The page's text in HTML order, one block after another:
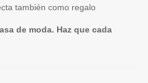
también como regalo
de moda. Haz que cada